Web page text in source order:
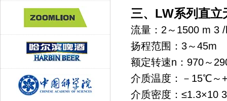
三、LW系列直立
流量：2～1500 m 3
扬程范围：3～45m
额定转速n：970～
介质温度：－15℃
介质密度：≤1.3×10